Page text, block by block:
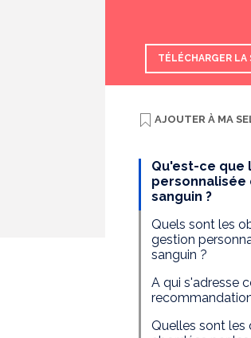
TÉLÉCHARGER LA
AJOUTER À MA
Qu'est-ce que
personnalisée
sanguin ?
Quels sont les
gestion
sanguin ?
A qui s'adresse
Quelles sont les